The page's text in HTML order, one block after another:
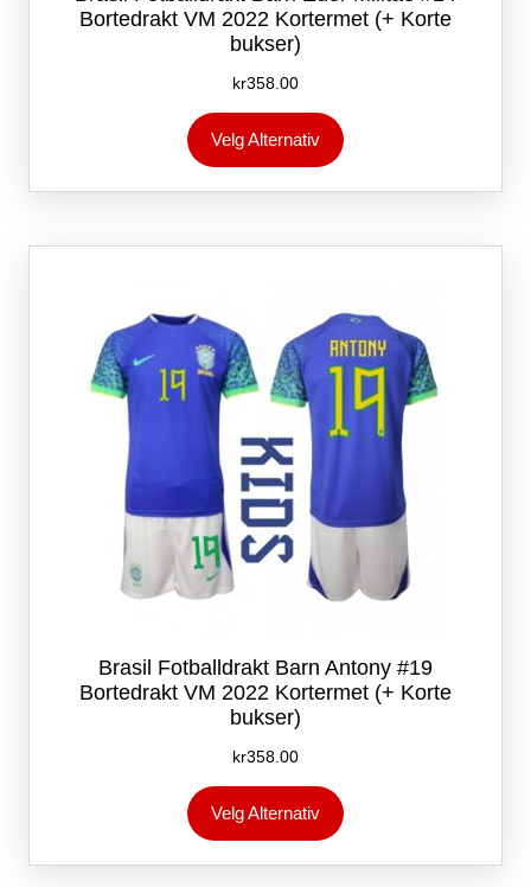
Bortedrakt VM 2022 Kortermet (+ Korte
bukser)
kr358.00
Velg Alternativ
produktet
flere
Alternativene
på
produktsiden
Brasil Fotballdrakt Barn Antony #19
Bortedrakt VM 2022 Kortermet (+ Korte
bukser)
kr358.00
Velg Alternativ
produktet
flere